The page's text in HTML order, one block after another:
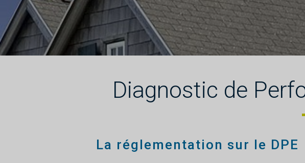
Diagnostic de
La réglementation sur le DPE